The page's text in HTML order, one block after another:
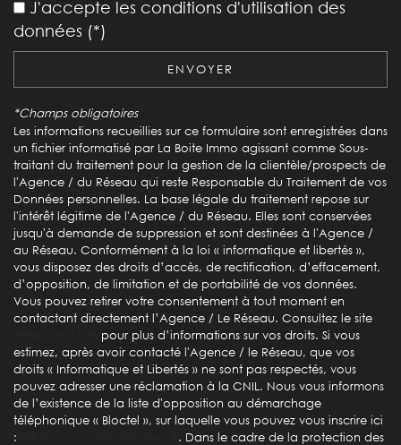
Bureau de poste
statistiques
Nombre d'habitants
161
Propriétaires (vs. locataires)
81,57 %
Taxe habitation
16,24 %
Taxe foncière
37,15 %
Habitants de moins de 25 ans
18,87 %
Habitants de 25 à 55 ans
38,36 %
Habitants de plus de 55 ans
42,77 %
Nombre d'enfants par famille
0,85
Familles sans enfant
54,35 %
Familles avec 1 ou 2 enfants
Maisons
90,27 %
J'accepte les conditions d'utilisation des
données (*)
ENVOYER
*Champs obligatoires
Les informations recueillies sur ce formulaire sont enregistrées dans
un fichier informatisé par La Boite Immo agissant comme Sous-
traitant du traitement pour la gestion de la clientèle/prospects de
l'Agence / du Réseau qui reste Responsable du Traitement de vos
Données personnelles. La base légale du traitement repose sur
l'intérêt légitime de l'Agence / du Réseau. Elles sont conservées
jusqu'à demande de suppression et sont destinées à l'Agence /
au Réseau. Conformément à la loi « informatique et libertés »,
vous disposez des droits d’accès, de rectification, d’effacement,
d’opposition, de limitation et de portabilité de vos données.
Vous pouvez retirer votre consentement à tout moment en
contactant directement l’Agence / Le Réseau. Consultez le site
pour plus d’informations sur vos droits. Si vous
estimez, après avoir contacté l'Agence / le Réseau, que vos
droits « Informatique et Libertés » ne sont pas respectés, vous
pouvez adresser une réclamation à la CNIL. Nous vous informons
de l’existence de la liste d'opposition au démarchage
téléphonique « Bloctel », sur laquelle vous pouvez vous inscrire ici
:
. Dans le cadre de la protection des